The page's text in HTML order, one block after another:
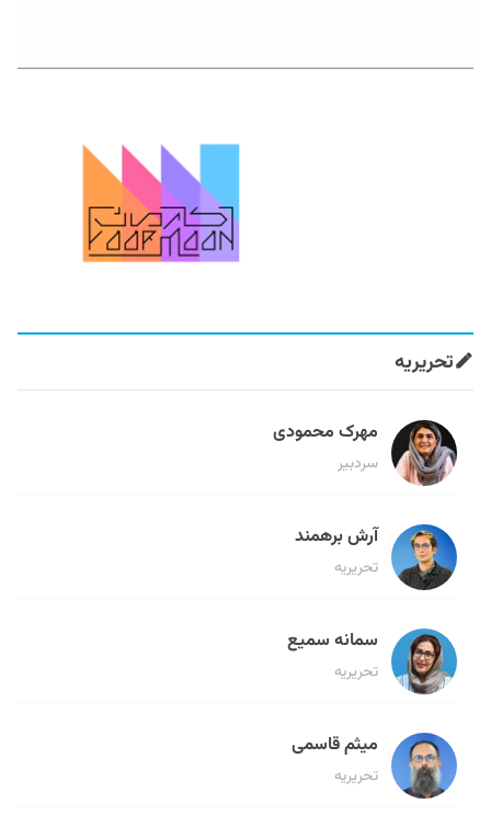
تحریریه
مهرک محمودی
سردبیر
آرش برهمند
تحریریه
سمانه سمیع
تحریریه
میثم قاسمی
تحریریه